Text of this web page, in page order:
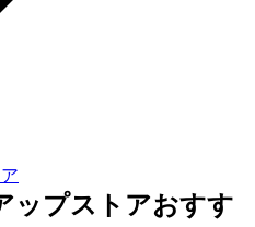
ップストアおすす